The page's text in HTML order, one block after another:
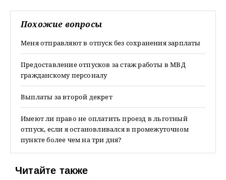
Похожие вопросы
Меня отправляют в отпуск без сохранения зарплаты
Предоставление отпусков за стаж работы в МВД
гражданскому персоналу
Выплаты за второй декрет
Имеют ли право не оплатить проезд в льготный
отпуск, если я остановливался в промежуточном
пункте более чем на три дня?
Читайте также